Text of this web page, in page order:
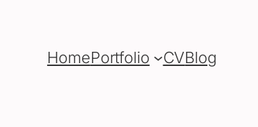
HomePortfolio CVBlog